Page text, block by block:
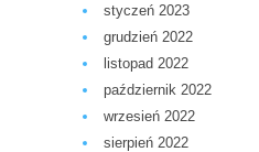
styczeń 2023
grudzień 2022
listopad 2022
październik 2022
wrzesień 2022
sierpień 2022